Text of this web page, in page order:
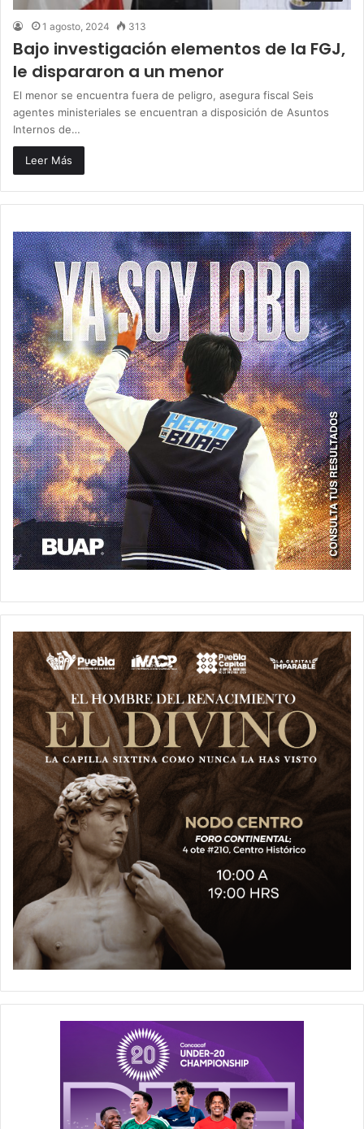
1 agosto, 2024 313
Bajo investigación elementos de la FGJ,
le dispararon a un menor
El menor se encuentra fuera de peligro, asegura fiscal Seis
agentes ministeriales se encuentran a disposición de Asuntos
Internos de…
Leer Más